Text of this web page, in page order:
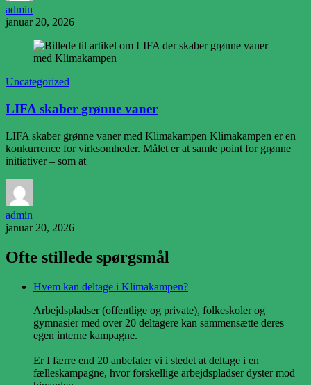
admin
januar 20, 2026
Uncategorized
LIFA skaber grønne vaner
LIFA skaber grønne vaner med Klimakampen Klimakampen er en
konkurrence for virksomheder. Målet er at samle point for grønne
initiativer – som at
admin
januar 20, 2026
Ofte stillede spørgsmål
Hvem kan deltage i Klimakampen?
Arbejdspladser (offentlige og private), folkeskoler og
gymnasier med over 20 deltagere kan sammensætte deres
egen interne kampagne.
Er I færre end 20 anbefaler vi i stedet at deltage i en
fælleskampagne, hvor forskellige arbejdspladser dyster mod